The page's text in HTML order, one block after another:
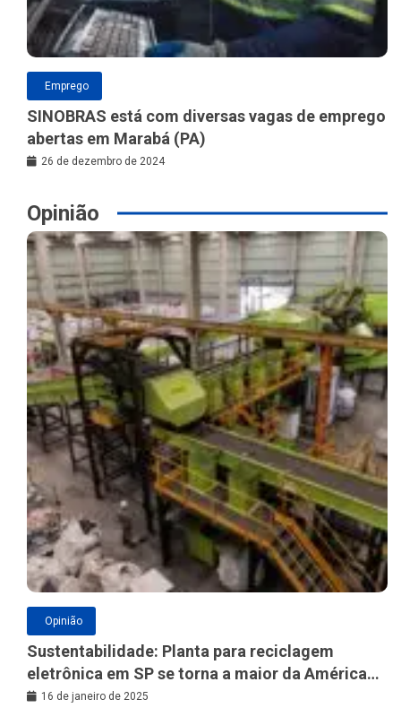
Emprego
SINOBRAS está com diversas vagas de emprego
abertas em Marabá (PA)
26 de dezembro de 2024
Opinião
Opinião
Sustentabilidade: Planta para reciclagem
eletrônica em SP se torna a maior da América
Latina
16 de janeiro de 2025